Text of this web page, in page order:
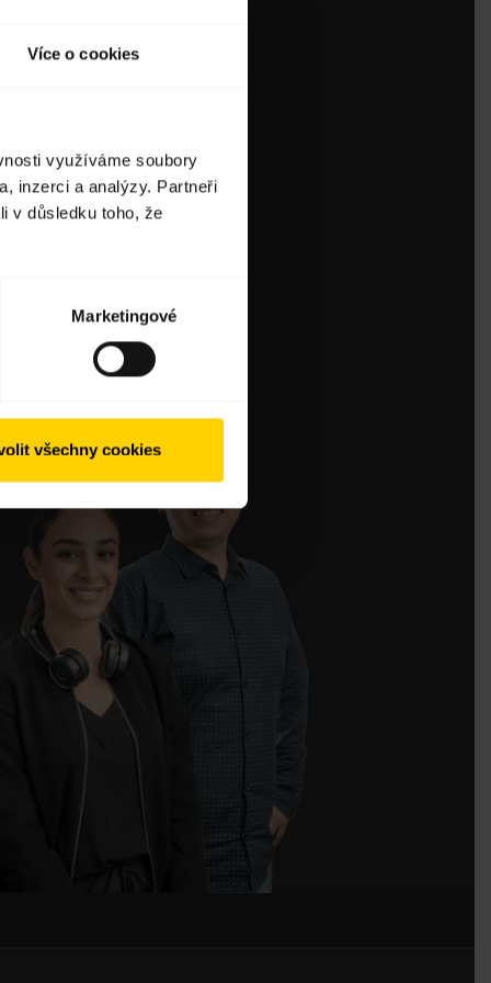
Více o cookies
využíváme soubory
inzerci a analýzy. Partneři
v důsledku toho, že
Marketingové
všechny cookies